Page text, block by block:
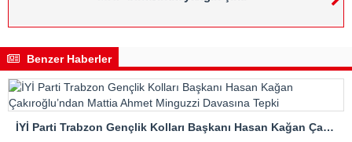
Benzer Haberler
İYİ Parti Trabzon Gençlik Kolları Başkanı Hasan Kağan Çakıroğlu’ndan Mattia Ahmet Minguzzi Davasına Tepki